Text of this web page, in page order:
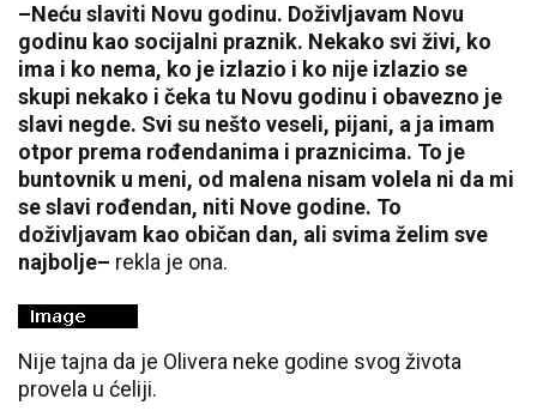
–Neću slaviti Novu godinu. Doživljavam Novu
godinu kao socijalni praznik. Nekako svi živi, ko
ima i ko nema, ko je izlazio i ko nije izlazio se
skupi nekako i čeka tu Novu godinu i obavezno je
slavi negde. Svi su nešto veseli, pijani, a ja imam
otpor prema rođendanima i praznicima. To je
buntovnik u meni, od malena nisam volela ni da mi
se slavi rođendan, niti Nove godine. To
doživljavam kao običan dan, ali svima želim sve
najbolje– rekla je ona.
Nije tajna da je Olivera neke godine svog života
provela u ćeliji.